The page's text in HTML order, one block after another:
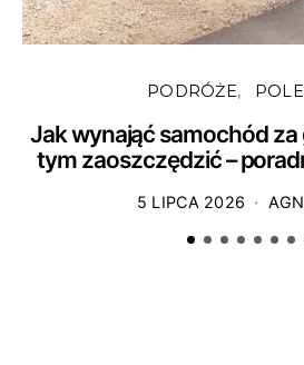
PODRÓŻE
Jak wynająć samochód za
tym zaoszczędzić –
5 LIPCA 2026